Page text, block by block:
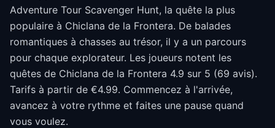
Adventure Tour Scavenger Hunt, la quête la plus
populaire à Chiclana de la Frontera. De balades
romantiques à chasses au trésor, il y a un parcours
pour chaque explorateur. Les joueurs notent les
quêtes de Chiclana de la Frontera 4.9 sur 5 (69 avis).
Tarifs à partir de €4.99. Commencez à l'arrivée,
avancez à votre rythme et faites une pause quand
vous voulez.